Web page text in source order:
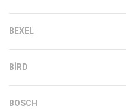
BEXEL
BIRD
BOSCH